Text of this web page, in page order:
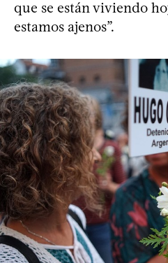
que se están viviendo
estamos ajenos”.